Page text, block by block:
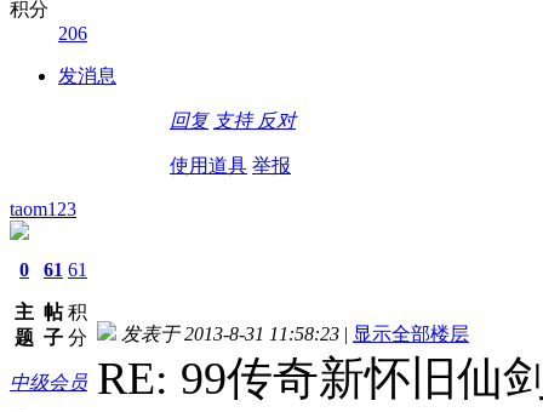
积分
206
发消息
回复 支持 反对
使用道具 举报
taom123
0
主
题
61
帖
子
61
积
分
中级会员
发表于 2013-8-31 11:58:23 | 显示全部楼层
RE: 99传奇新怀旧仙